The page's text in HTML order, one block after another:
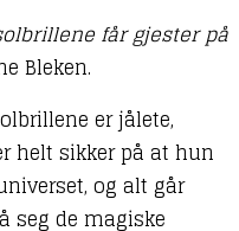
får gjester på
Bleken.
er jålete,
helt sikker på at hun
og alt går
seg de magiske